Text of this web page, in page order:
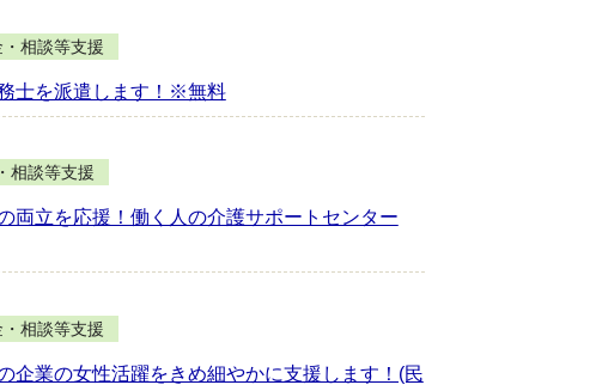
・相談等支援
士を派遣します！※無料
相談等支援
両立を応援！働く人の介護サポートセンター
・相談等支援
企業の女性活躍をきめ細やかに支援します！(民